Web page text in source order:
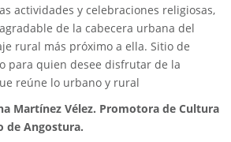
actividades y celebraciones religiosas,
de la cabecera urbana del
rural más próximo a ella. Sitio de
para quien desee disfrutar de la
reúne lo urbano y rural
Martínez Vélez. Promotora de Cultura
de Angostura.